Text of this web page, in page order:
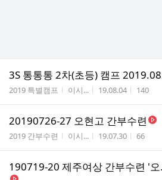
3S 통통통 2차(초등) 캠프
게시판명
2019 특별캠프 작성자
이시... 작성시간
19.08.04 조회수
140
20190726-27 오현고 간부수련
게시판명
2019 간부수련 작성자
이시... 작성시간
19.07.30 조회수
66
190719-20 제주여상 간부수련 '